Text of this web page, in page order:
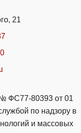
21
ФС77-80393 от 01
по надзору в
и массовых